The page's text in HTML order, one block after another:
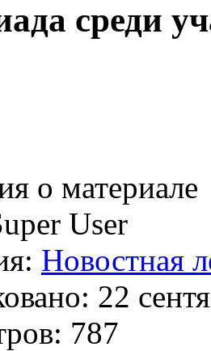
среди
о материале
User
Новостная
22
787